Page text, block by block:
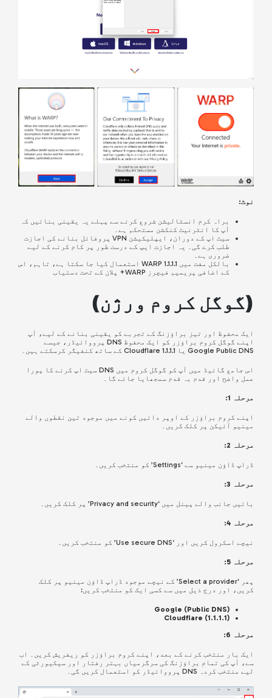
نوٹ:
براہ کرم انسٹالیشن شروع کرنے سے پہلے یہ یقینی بنائیں کہ
آپ کا انٹرنیٹ کنکشن مستحکم ہے۔
سیٹ اپ کے دوران، ایپلیکیشن VPN پروفائل بنانے کی اجازت
طلب کرے گی۔ یہ اجازت ایپ کے درست طور پر کام کرنے کے لیے
ضروری ہے۔
بالکل مفت میں WARP 1.1.1.1 استعمال کیا جا سکتا ہے، تاہم، اس
کے اضافی پریمیم فیچرز WARP+ پلان کے تحت دستیاب
(گوگل کروم ورژن)
ایک محفوظ اور تیز براؤزنگ کے تجربے کو یقینی بنانے کے لیے، آپ
اپنے گوگل کروم براؤزر کو ایک محفوظ DNS پرووائیڈر، جیسے
Google Public DNS یا Cloudflare 1.1.1.1 کے ساتھ کنفیگر کرسکتے ہیں۔
اس جامع گائیڈ میں آپ کو گوگل کروم میں DNS سیٹ اپ کرنے کا پورا
عمل واضح اور قدم بہ قدم سمجھایا جائے گا۔
مرحلہ 1:
اپنے کروم براؤزر کے اوپر دائیں کونے میں موجود تین نقطوں والے
مینیو آئیکن پر کلک کریں۔
مرحلہ 2:
ڈراپ ڈاؤن مینیو سے ‘Settings’ کو منتخب کریں۔
مرحلہ 3:
بائیں جانب والے پینل میں ‘Privacy and security’ پر کلک کریں۔
مرحلہ 4:
نیچے اسکرول کریں اور ‘Use secure DNS’ کو منتخب کریں۔
مرحلہ 5:
پھر ‘Select a provider’ کے نیچے موجود ڈراپ ڈاؤن مینیو پر کلک
کریں، اور درج ذیل میں سے کسی ایک کو منتخب کریں:
(Google (Public DNS
(Cloudflare (1.1.1.1
مرحلہ 6:
ایک بار منتخب کرنے کے بعد، اپنے کروم براؤزر کو ریفریش کریں۔ اب
سے، آپ کی تمام براؤزنگ کی سرگرمیاں بہتر رفتار اور سیکیورٹی کے
لیے منتخب کردہ DNS پرووائیڈر کو استعمال کریں گی۔